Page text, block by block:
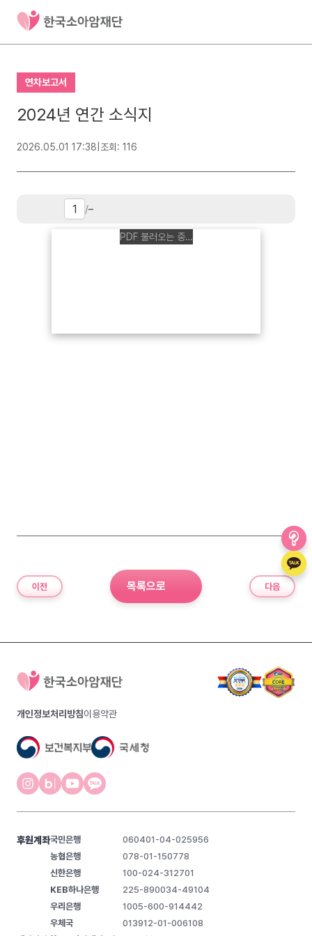
연차보고서
2024년 연간 소식지
2026.05.01 17:38 조회: 116
/–
PDF 불러오는 중…
이전 목록으로 다음
개인정보처리방침이용약관
후원계좌국민은행
060401-04-025956
농협은행
078-01-150778
신한은행
100-024-312701
KEB하나은행
225-890034-49104
우리은행
1005-600-914442
우체국
013912-01-006108